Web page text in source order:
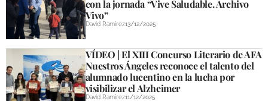
con la jornada “Vive Saludable. Archivo
Vivo”
David Ramírez13/12/2025
VÍDEO | El XIII Concurso Literario de AFA
Nuestros Ángeles reconoce el talento del
alumnado lucentino en la lucha por
visibilizar el Alzheimer
David Ramírez11/12/2025